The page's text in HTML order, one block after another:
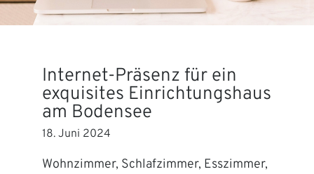
Internet-Präsenz für ein
exquisites Einrichtungshaus
am Bodensee
18. Juni 2024
Wohnzimmer, Schlafzimmer, Esszimmer,